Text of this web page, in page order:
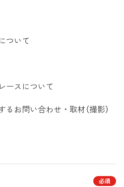
ついて
ースについて
お問い合わせ・取材（撮影）